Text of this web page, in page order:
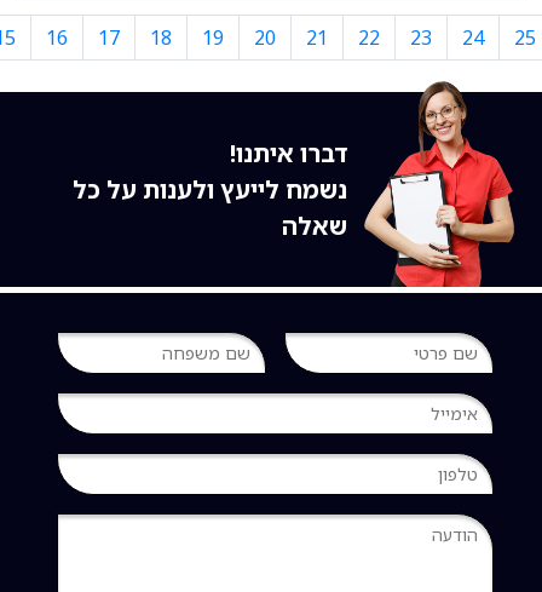
16 17 18 19 20 21 22 23 24 25
דברו איתנו!
נשמח לייעץ ולענות על כל
שאלה